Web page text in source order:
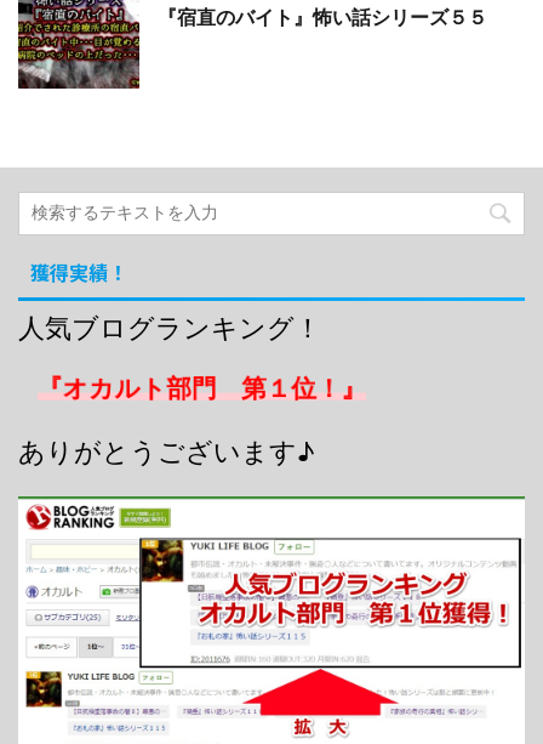
『宿直のバイト』怖い話シリーズ５５
獲得実績！
人気ブログランキング！
『オカルト部門 第１位！』
ありがとうございます♪